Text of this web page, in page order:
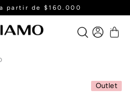
partir de $160.000
Outlet